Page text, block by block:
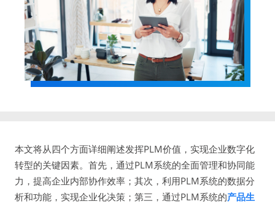
本文将从四个方面详细阐述发挥PLM价值，实现企业数字化
转型的关键因素。首先，通过PLM系统的全面管理和协同能
力，提高企业内部协作效率；其次，利用PLM系统的数据分
析和功能，实现企业化决策；第三，通过PLM系统的产品生